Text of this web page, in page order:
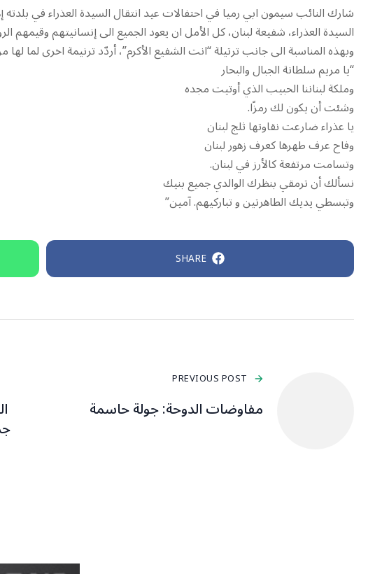
شارك النائب سيمون ابي رميا في احتفالات عيد انتقال السيدة العذراء في
السيدة العذراء، شفيعة لبنان، كل الأمل ان يعود الجميع الى إنسانيتهم وقيمهم
وبهذه المناسبة الى جانب ترتيلة “انت الشفيع الأكرم”، أردّد ترنيمة اخرى لما لها
“يا مريم سلطانة الجبال والبحار
وملكة لبناننا الحبيب الذي أوتيت مجده
وشئت أن يكون لك رمزًا.
يا عذراء ضارعت نقاوتها ثلج لبنان
وفاح عرف طهرها كعرف زهور لبنان
وتسامت مرتفعة كالأرز في لبنان.
نسألك أن ترمقي بنظرك الوالدي جميع بنيك
وتبسطي يديك الطاهرتين و تباركيهم. آمين”
SHARE
PREVIOUS POST
مفاوضات الدوحة: جولة حاسمة